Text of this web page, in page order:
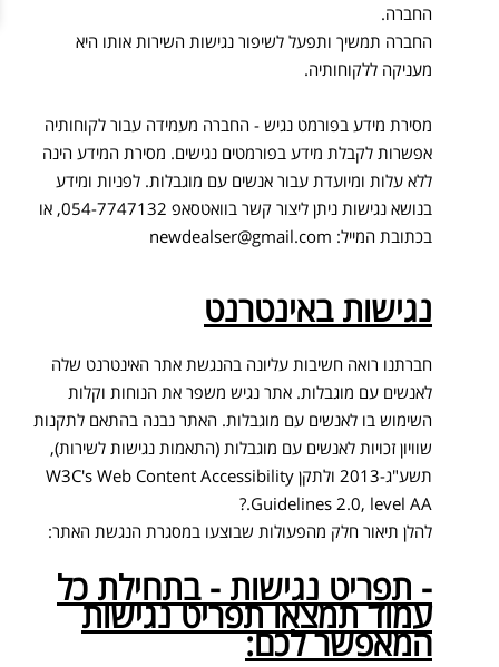
החברה.
החברה תמשיך ותפעל לשיפור נגישות השירות אותו היא
מעניקה ללקוחותיה.
מסירת מידע בפורמט נגיש - החברה מעמידה עבור לקוחותיה
אפשרות לקבלת מידע בפורמטים נגישים. מסירת המידע הינה
ללא עלות ומיועדת עבור אנשים עם מוגבלות. לפניות ומידע
בנושא נגישות ניתן ליצור קשר בוואטסאפ 054-7747132, או
בכתובת המייל: newdealser@gmail.com
נגישות באינטרנט
חברתנו רואה חשיבות עליונה בהנגשת אתר האינטרנט שלה
לאנשים עם מוגבלות. אתר נגיש משפר את הנוחות וקלות
השימוש בו לאנשים עם מוגבלות. האתר נבנה בהתאם לתקנות
שוויון זכויות לאנשים עם מוגבלות (התאמות נגישות לשירות),
תשע"ג-2013 ולתקן W3C's Web Content Accessibility
Guidelines 2.0, level AA.?
להלן תיאור חלק מהפעולות שבוצעו במסגרת הנגשת האתר:
- תפריט נגישות - בתחילת כל
עמוד תמצאו תפריט נגישות
המאפשר לכם: